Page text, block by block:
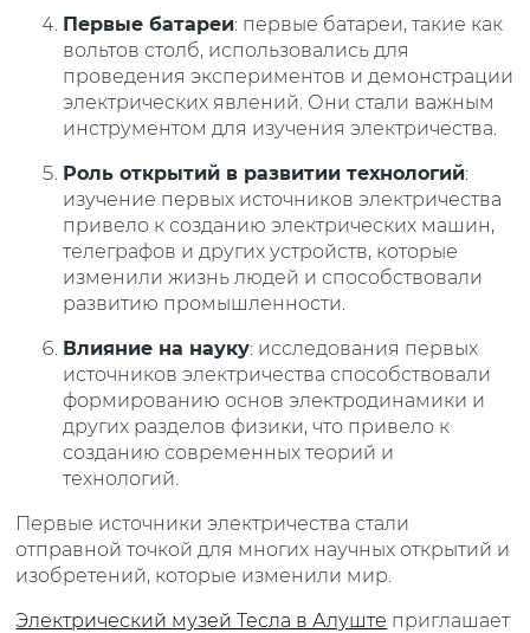
Первые батареи: первые батареи, такие как
вольтов столб, использовались для
проведения экспериментов и демонстрации
электрических явлений. Они стали важным
инструментом для изучения электричества.
Роль открытий в развитии технологий:
изучение первых источников электричества
привело к созданию электрических машин,
телеграфов и других устройств, которые
изменили жизнь людей и способствовали
развитию промышленности.
Влияние на науку: исследования первых
источников электричества способствовали
формированию основ электродинамики и
других разделов физики, что привело к
созданию современных теорий и
технологий.
Первые источники электричества стали
отправной точкой для многих научных открытий и
изобретений, которые изменили мир.
Электрический музей Тесла в Алуште приглашает